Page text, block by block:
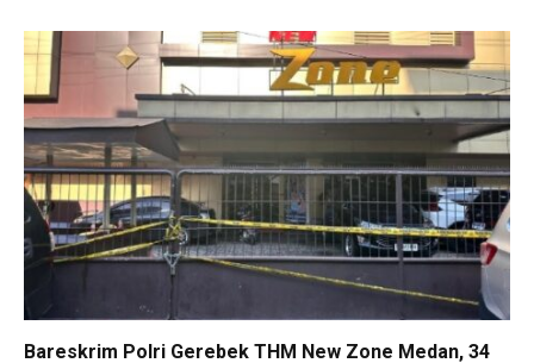
Bareskrim Polri Gerebek THM New Zone Medan, 34